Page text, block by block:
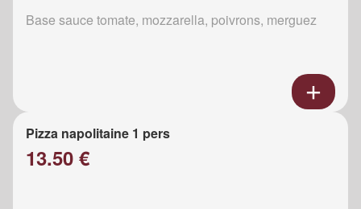
Base sauce tomate, mozzarella, poivrons, merguez
Pizza napolitaine 1 pers
13.50 €